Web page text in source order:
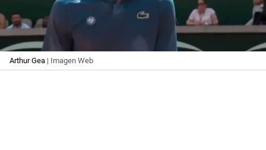
Arthur Gea | Imagen Web